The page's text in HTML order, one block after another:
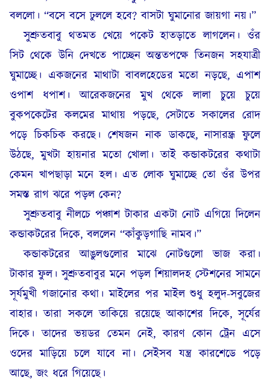
বললো। “বসে বসে ঢুললে হবে? বাসটা ঘুমানোর জায়গা নয়।”
সুশ্রুতবাবু থতমত খেয়ে পকেট হাতড়াতে লাগলেন। ওঁর
সিট থেকে উনি দেখতে পাচ্ছেন অন্ততপক্ষে তিনজন সহযাত্রী
ঘুমাচ্ছে। একজনের মাথাটা বাবলহেডের মতো নড়ছে, এপাশ
ওপাশ ধপাশ। আরেকজনের মুখ থেকে লালা চুয়ে চুয়ে
বুকপকেটের কলমের মাথায় পড়ছে, সেটাতে সকালের রোদ
পড়ে চিকচিক করছে। শেষজন নাক ডাকছে, নাসারন্ধ্র ফুলে
উঠছে, মুখটা হায়নার মতো খোলা। তাই কন্ডাকটরের কথাটা
কেমন খাপছাড়া মনে হল। এত লোক ঘুমাচ্ছে তো ওঁর উপর
সমস্ত রাগ ঝরে পড়ল কেন?
সুশ্রুতবাবু নীলচে পঞ্চাশ টাকার একটা নোট এগিয়ে দিলেন
কন্ডাকটরের দিকে, বললেন “কাঁকুড়গাছি নামব।”
কন্ডাকটরের আঙুলগুলোর মাঝে নোটগুলো ভাজ করা।
টাকার ফুল। সুশ্রুতবাবুর মনে পড়ল শিয়ালদহ স্টেশনের সামনে
সূর্যমুখী গজানোর কথা। মাইলের পর মাইল শুধু হলুদ-সবুজের
বাহার। তারা সকলে তাকিয়ে রয়েছে আকাশের দিকে, সূর্যের
দিকে। তাদের ভয়ডর তেমন নেই, কারণ কোন ট্রেন এসে
ওদের মাড়িয়ে চলে যাবে না। সেইসব যন্ত্র কারশেডে পড়ে
আছে, জং ধরে গিয়েছে।